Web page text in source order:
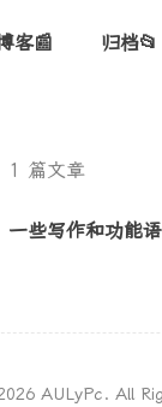
客📰 归档📂
1 篇文章
一些写作和功能
AULyPc. All